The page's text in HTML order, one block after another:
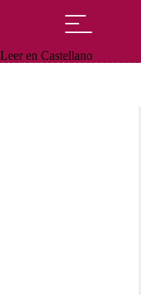
Leer en Castellano